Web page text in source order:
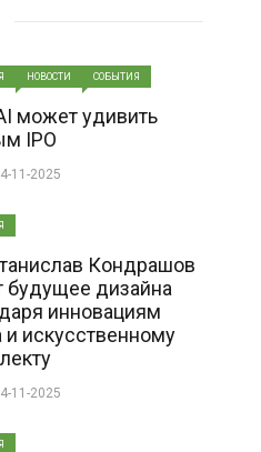
НОВОСТИ СОБЫТИЯ
может удивить
IPO
11-2025
Кондрашов
будущее дизайна
инновациям
и искусственному
11-2025